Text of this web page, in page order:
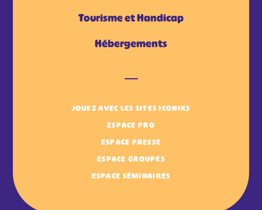
Tourisme et Handicap
Hébergements
JOUEZ AVEC LES SITES ICONIKS
ESPACE PRO
ESPACE PRESSE
ESPACE GROUPES
ESPACE SÉMINAIRES